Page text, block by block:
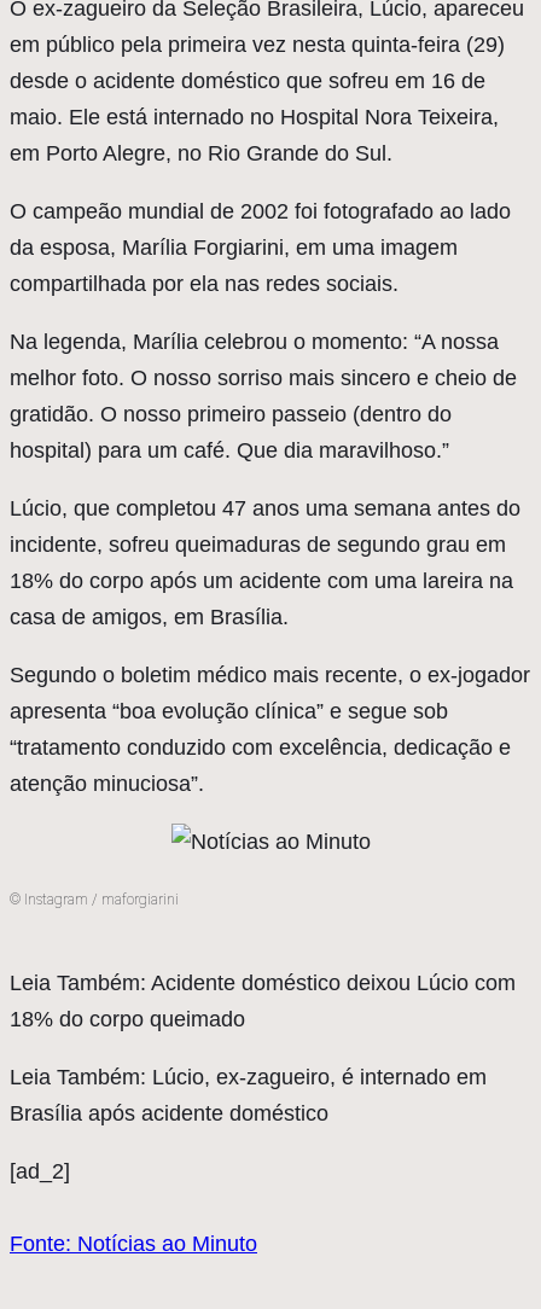
O ex-zagueiro da Seleção Brasileira, Lúcio, apareceu
em público pela primeira vez nesta quinta-feira (29)
desde o acidente doméstico que sofreu em 16 de
maio. Ele está internado no Hospital Nora Teixeira,
em Porto Alegre, no Rio Grande do Sul.
O campeão mundial de 2002 foi fotografado ao lado
da esposa, Marília Forgiarini, em uma imagem
compartilhada por ela nas redes sociais.
Na legenda, Marília celebrou o momento: “A nossa
melhor foto. O nosso sorriso mais sincero e cheio de
gratidão. O nosso primeiro passeio (dentro do
hospital) para um café. Que dia maravilhoso.”
Lúcio, que completou 47 anos uma semana antes do
incidente, sofreu queimaduras de segundo grau em
18% do corpo após um acidente com uma lareira na
casa de amigos, em Brasília.
Segundo o boletim médico mais recente, o ex-jogador
apresenta “boa evolução clínica” e segue sob
“tratamento conduzido com excelência, dedicação e
atenção minuciosa”.
© Instagram / maforgiarini
Leia Também: Acidente doméstico deixou Lúcio com
18% do corpo queimado
Leia Também: Lúcio, ex-zagueiro, é internado em
Brasília após acidente doméstico
[ad_2]
Fonte: Notícias ao Minuto